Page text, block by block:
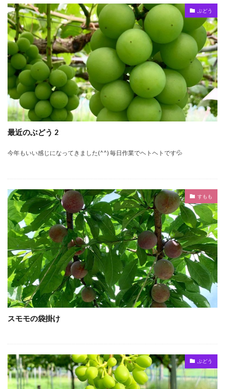
ぶどう
最近のぶどう 2
今年もいい感じになってきました(^^) 毎日作業でヘトヘトです💦
すもも
スモモの袋掛け
ぶどう